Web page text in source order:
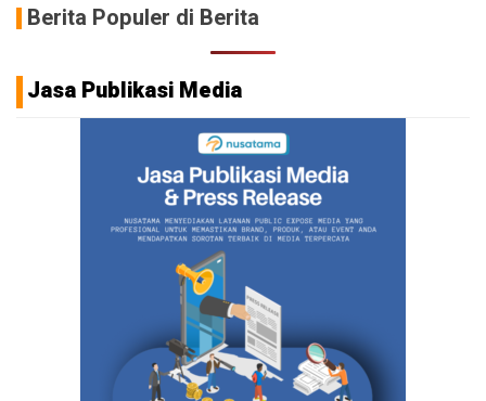
Berita Populer di Berita
Jasa Publikasi Media